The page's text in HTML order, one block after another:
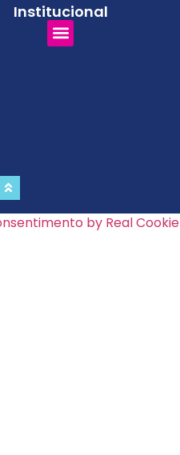
Institucional
by Real Cookie